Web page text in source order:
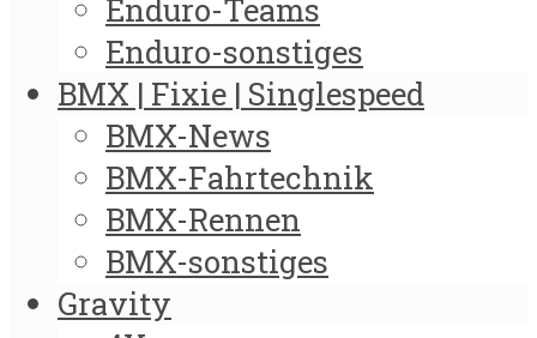
Enduro-Teams
Enduro-sonstiges
BMX | Fixie | Singlespeed
BMX-News
BMX-Fahrtechnik
BMX-Rennen
BMX-sonstiges
Gravity